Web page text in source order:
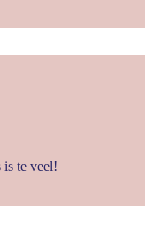
is te veel!